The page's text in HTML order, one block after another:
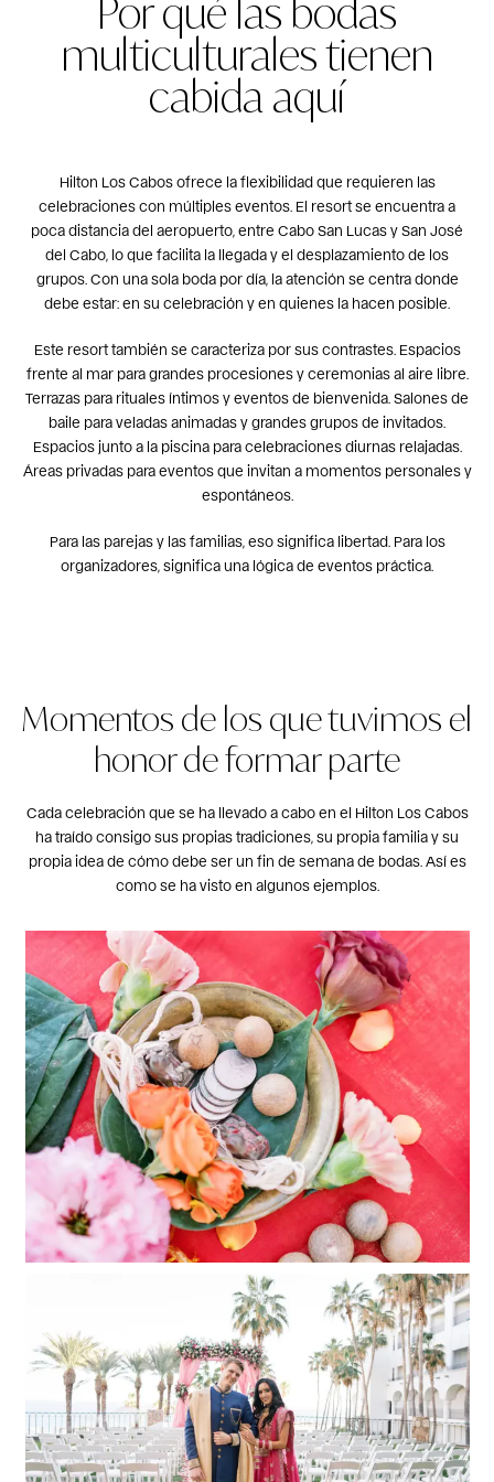
multiculturales tienen
cabida aquí
Hilton Los Cabos ofrece la flexibilidad que requieren las
celebraciones con múltiples eventos. El resort se encuentra a
poca distancia del aeropuerto, entre Cabo San Lucas y San José
del Cabo, lo que facilita la llegada y el desplazamiento de los
grupos. Con una sola boda por día, la atención se centra donde
debe estar: en su celebración y en quienes la hacen posible.
Este resort también se caracteriza por sus contrastes. Espacios
frente al mar para grandes procesiones y ceremonias al aire libre.
Terrazas para rituales íntimos y eventos de bienvenida. Salones de
baile para veladas animadas y grandes grupos de invitados.
Espacios junto a la piscina para celebraciones diurnas relajadas.
Áreas privadas para eventos que invitan a momentos personales y
espontáneos.
Para las parejas y las familias, eso significa libertad. Para los
organizadores, significa una lógica de eventos práctica.
Momentos de los que tuvimos el
honor de formar parte
Cada celebración que se ha llevado a cabo en el Hilton Los Cabos
ha traído consigo sus propias tradiciones, su propia familia y su
propia idea de cómo debe ser un fin de semana de bodas. Así es
como se ha visto en algunos ejemplos.